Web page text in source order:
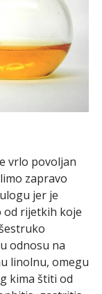
vrlo povoljan
zapravo
jer je
od rijetkih koje
odnosu na
linolnu, omegu
kima štiti od